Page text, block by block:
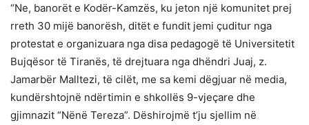
“Ne, banorët e Kodër-Kamzës, ku jeton një komunitet prej
rreth 30 mijë banorësh, ditët e fundit jemi çuditur nga
protestat e organizuara nga disa pedagogë të Universitetit
Bujqësor të Tiranës, të drejtuara nga dhëndri Juaj, z.
Jamarbër Malltezi, të cilët, me sa kemi dëgjuar në media,
kundërshtojnë ndërtimin e shkollës 9-vjeçare dhe
gjimnazit “Nënë Tereza”. Dëshirojmë t’ju sjellim në